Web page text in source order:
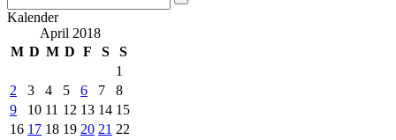
Kalender
April 2018
M D M D F S
S
1
2
3 4 5 6 7
8
9
10 11 12 13 14 15
16 17 18 19 20 21 22